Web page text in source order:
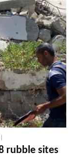
rubble sites